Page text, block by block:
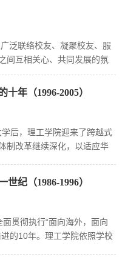
泛联络校友、凝聚校友、服
间互相关心、共同发展的氛
年（1996-2005）
后，理工学院迎来了跨越式
制改革继续深化，以适应华
纪（1986-1996）
贯彻执行“面向海外，面向
的10年。理工学院依照学校